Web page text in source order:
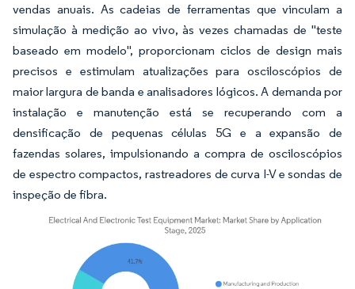
vendas anuais. As cadeias de ferramentas que vinculam a
simulação à medição ao vivo, às vezes chamadas de "teste
baseado em modelo", proporcionam ciclos de design mais
precisos e estimulam atualizações para osciloscópios de
maior largura de banda e analisadores lógicos. A demanda por
instalação e manutenção está se recuperando com a
densificação de pequenas células 5G e a expansão de
fazendas solares, impulsionando a compra de osciloscópios
de espectro compactos, rastreadores de curva I-V e sondas de
inspeção de fibra.